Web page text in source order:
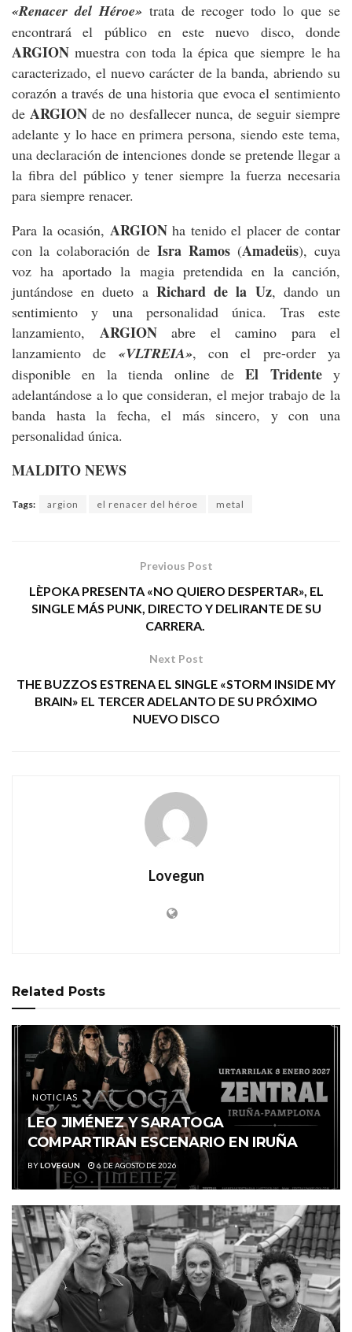
«Renacer del Héroe»trata de recoger todo lo que se
encontrará el público en este nuevo disco, donde
ARGION muestra con toda la épica que siempre le ha
caracterizado, el nuevo carácter de la banda, abriendo su
corazón a través de una historia que evoca el sentimiento
deARGION de no desfallecer nunca, de seguir siempre
adelante y lo hace en primera persona, siendo este tema,
una declaración de intenciones donde se pretende llegar a
la fibra del público y tener siempre la fuerza necesaria
para siempre renacer.
Para la ocasión, ARGIONha tenido el placer de contar
con la colaboración de Isra Ramos (Amadeüs), cuya
voz ha aportado la magia pretendida en la canción,
juntándose en dueto a Richard de la Uz, dando un
sentimiento y una personalidad única. Tras este
lanzamiento, ARGIONabre el camino para el
lanzamiento de «VLTREIA», con el pre-order ya
disponible en la tienda online deEl Tridentey
adelantándose a lo que consideran, el mejor trabajo de la
banda hasta la fecha, el más sincero, y con una
personalidad única.
MALDITO NEWS
Tags: argion el renacer del héroe metal
Previous Post
LÈPOKA PRESENTA «NO QUIERO DESPERTAR», EL
SINGLE MÁS PUNK, DIRECTO Y DELIRANTE DE SU
CARRERA.
Next Post
THE BUZZOS ESTRENA EL SINGLE «STORM INSIDE MY
BRAIN» EL TERCER ADELANTO DE SU PRÓXIMO
NUEVO DISCO
Lovegun
Related Posts
NOTICIAS
LEO JIMÉNEZ Y SARATOGA
COMPARTIRÁN ESCENARIO EN IRUÑA
BYLOVEGUN 6 DE AGOSTO DE 2026